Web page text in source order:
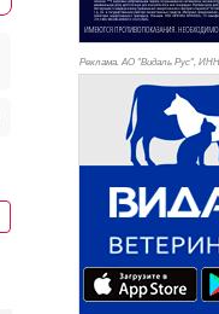
Реклама. АО "Видаль Рус",